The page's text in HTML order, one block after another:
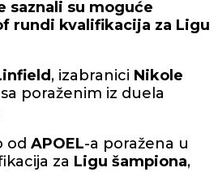
saznali su moguće
rundi kvalifikacija za Ligu
, izabranici Nikole
poraženim iz duela
od APOEL-a poražena u
za Ligu šampiona,